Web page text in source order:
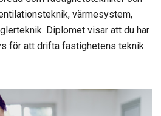
värmesystem,
Diplomet visar att du har
för att drifta fastighetens teknik.